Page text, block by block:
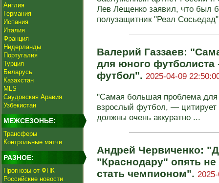
Англия
Германия
Испания
Италия
Франция
Нидерланды
Португалия
Турция
Беларусь
Казахстан
MLS
Саудовская Аравия
Узбекистан
МЕЖСЕЗОНЬЕ:
Трансферы
Контрольные матчи
РАЗНОЕ:
Прогнозы от ФНК
Российские новости
Лев Лещенко заявил, что был
полузащитник "Реал
Валерий Газзаев:
для юного
футбол". 2025-04-09
"Самая большая проблема
взрослый футбол, —
должны очень аккуратно ...
Андрей Червиченко:
"Краснодару" опять не
стать чемпионом".